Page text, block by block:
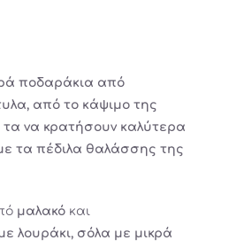
ποδαράκια από
από το κάψιμο της
να κρατήσουν καλύτερα
τα πέδιλα θαλάσσης της
μαλακό και
λουράκι, σόλα με μικρά